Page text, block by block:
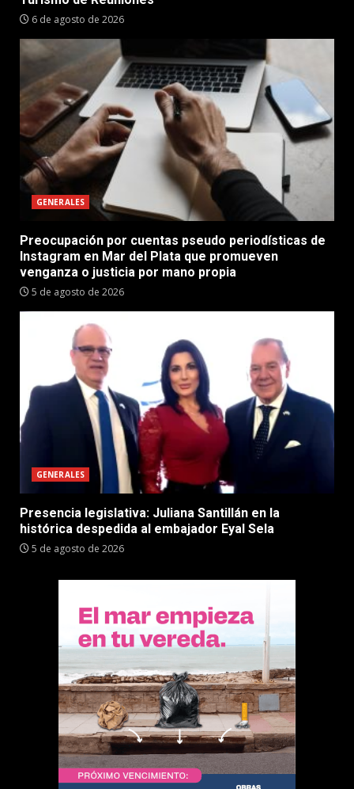
6 de agosto de 2026
GENERALES
Preocupación por cuentas pseudo periodísticas de
Instagram en Mar del Plata que promueven
venganza o justicia por mano propia
5 de agosto de 2026
GENERALES
Presencia legislativa: Juliana Santillán en la
histórica despedida al embajador Eyal Sela
5 de agosto de 2026